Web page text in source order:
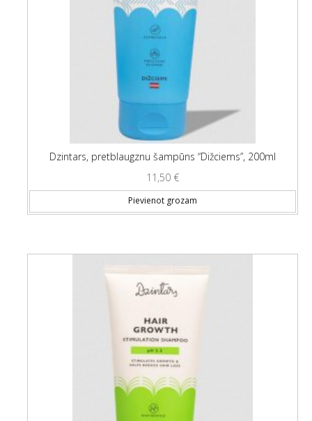
Dzintars, pretblaugznu šampūns “Dižciems”, 200ml
11,50 €
Pievienot grozam